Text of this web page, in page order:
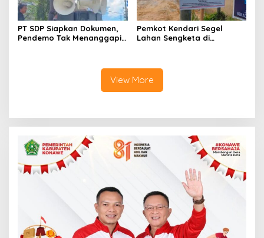
PT SDP Siapkan Dokumen,
Pendemo Tak Menanggapi
Pemkot Kendari Segel
Lahan Sengketa di
View More